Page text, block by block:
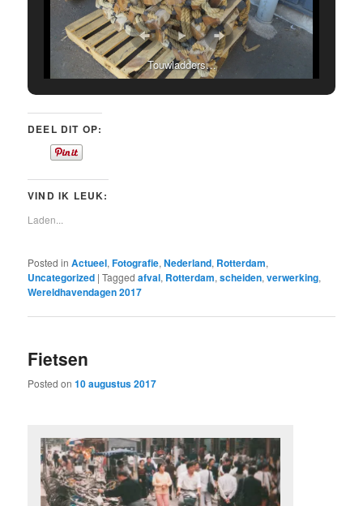
Touwladders…
DEEL DIT OP:
VIND IK LEUK:
Laden...
Posted in Actueel,Fotografie,Nederland, Rotterdam,
Uncategorized |Tagged afval, Rotterdam,scheiden,verwerking,
Wereldhavendagen 2017
Fietsen
Posted on10 augustus 2017